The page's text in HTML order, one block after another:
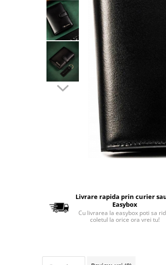
Livrare rapida prin curier
Easybox
Cu livrarea la easybox poti sa
coletul la orice ora vrei tu!